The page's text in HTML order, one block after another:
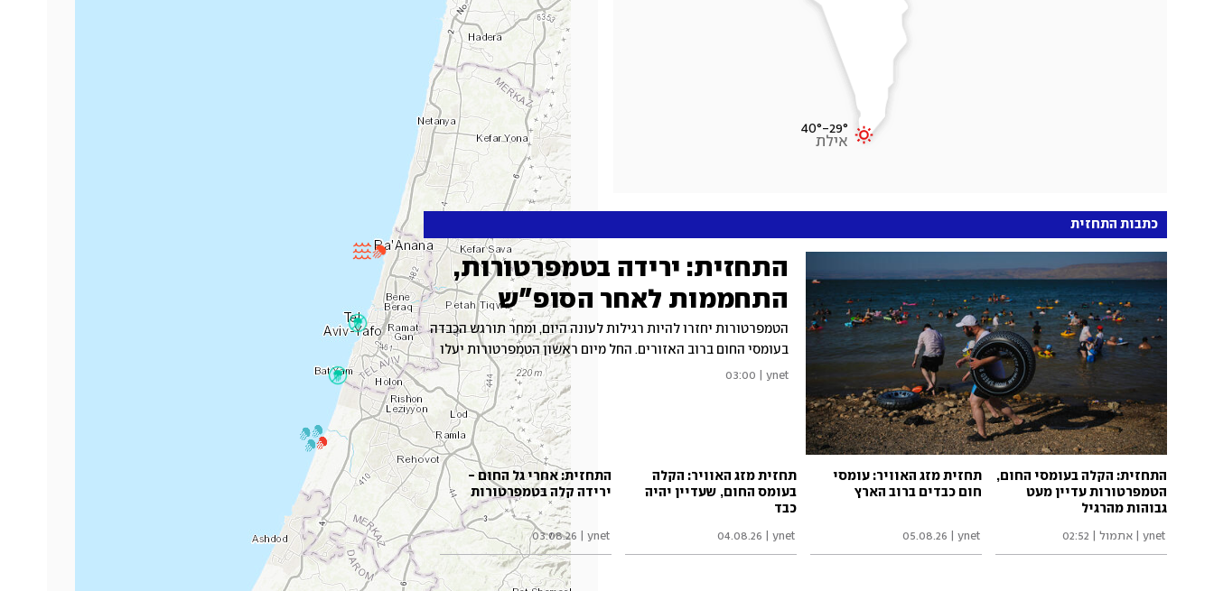
29°
-
40°
אילת
כתבות התחזית
התחזית: ירידה בטמפרטורות,
התחממות לאחר הסופ"ש
הטמפרטורות יחזרו להיות רגילות לעונה היום, ומחר תורגש הכבדה
בעומסי החום ברוב האזורים. החל מיום ראשון הטמפרטורות יעלו
ותורגש הכבדה נוספת בעומסי החום שיהיו כבדים עד קיצוניים
ynet
03:00
התחזית: הקלה בעומסי החום,
הטמפרטורות עדיין מעט
גבוהות מהרגיל
ynet אתמול | 02:52
תחזית מזג האוויר: עומסי
חום כבדים ברוב הארץ
ynet
05.08.26
תחזית מזג האוויר: הקלה
בעומס החום, שעדיין יהיה
כבד
ynet
04.08.26
התחזית: אחרי גל החום -
ירידה קלה בטמפרטורות
ynet
03.08.26